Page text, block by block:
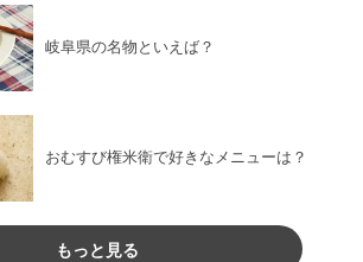
岐阜県の名物といえば？
おむすび権米衛で好きなメニューは？
もっと見る